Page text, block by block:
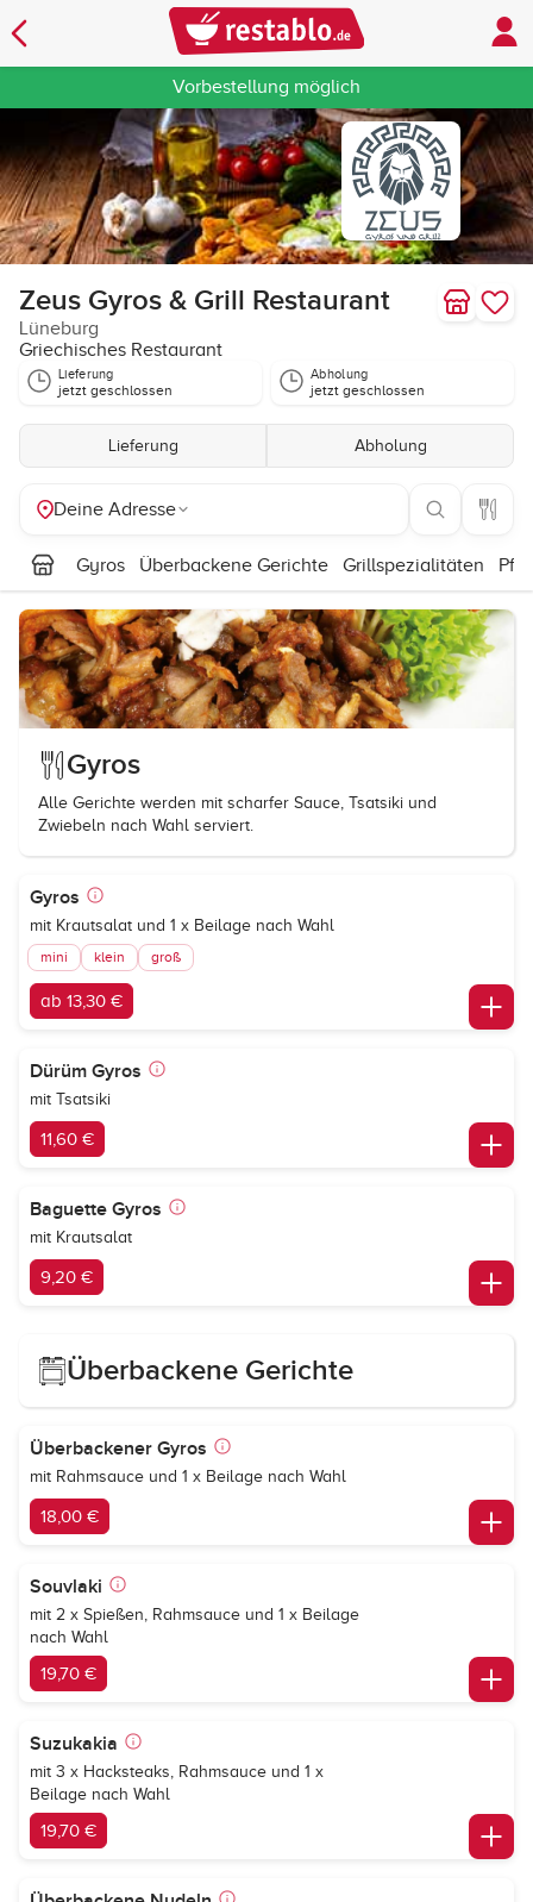
Vorbestellung möglich
Zeus Gyros & Grill Restaurant
Lüneburg
Griechisches Restaurant
Lieferung
jetzt geschlossen
Abholung
jetzt geschlossen
Lieferung Abholung
Deine Adresse
Gyros Überbackene Gerichte Grillspezialitäten
Gyros
Alle Gerichte werden mit scharfer Sauce, Tsatsiki und
Zwiebeln nach Wahl serviert.
Gyros
mit Krautsalat und 1 x Beilage nach Wahl
mini klein groß
ab 13,30 €
Dürüm Gyros
mit Tsatsiki
11,60 €
Baguette Gyros
mit Krautsalat
9,20 €
Überbackene Gerichte
Überbackener Gyros
mit Rahmsauce und 1 x Beilage nach Wahl
18,00 €
Souvlaki
mit 2 x Spießen, Rahmsauce und 1 x Beilage
nach Wahl
19,70 €
Suzukakia
mit 3 x Hacksteaks, Rahmsauce und 1 x
Beilage nach Wahl
19,70 €